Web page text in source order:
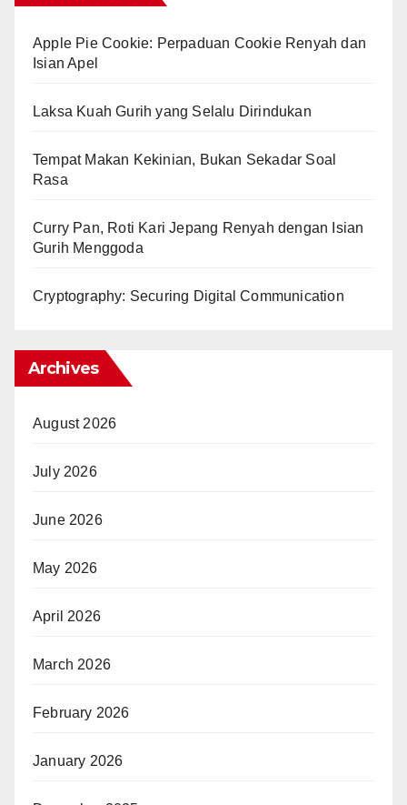
Apple Pie Cookie: Perpaduan Cookie Renyah dan
Isian Apel
Laksa Kuah Gurih yang Selalu Dirindukan
Tempat Makan Kekinian, Bukan Sekadar Soal
Rasa
Curry Pan, Roti Kari Jepang Renyah dengan Isian
Gurih Menggoda
Cryptography: Securing Digital Communication
Archives
August 2026
July 2026
June 2026
May 2026
April 2026
March 2026
February 2026
January 2026